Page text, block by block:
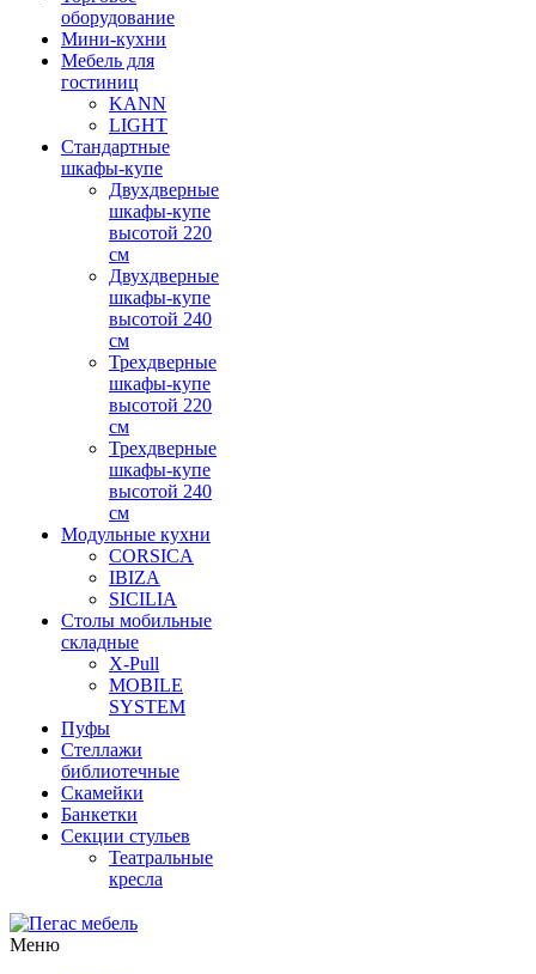
оборудование
Мини-кухни
Мебель для
гостиниц
KANN
LIGHT
Стандартные
шкафы-купе
Двухдверные
шкафы-купе
высотой 220
см
Двухдверные
шкафы-купе
высотой 240
см
Трехдверные
шкафы-купе
высотой 220
см
Трехдверные
шкафы-купе
высотой 240
см
Модульные кухни
CORSICA
IBIZA
SICILIA
Столы мобильные
складные
X-Pull
MOBILE
SYSTEM
Пуфы
Стеллажи
библиотечные
Скамейки
Банкетки
Секции стульев
Театральные
кресла
Меню